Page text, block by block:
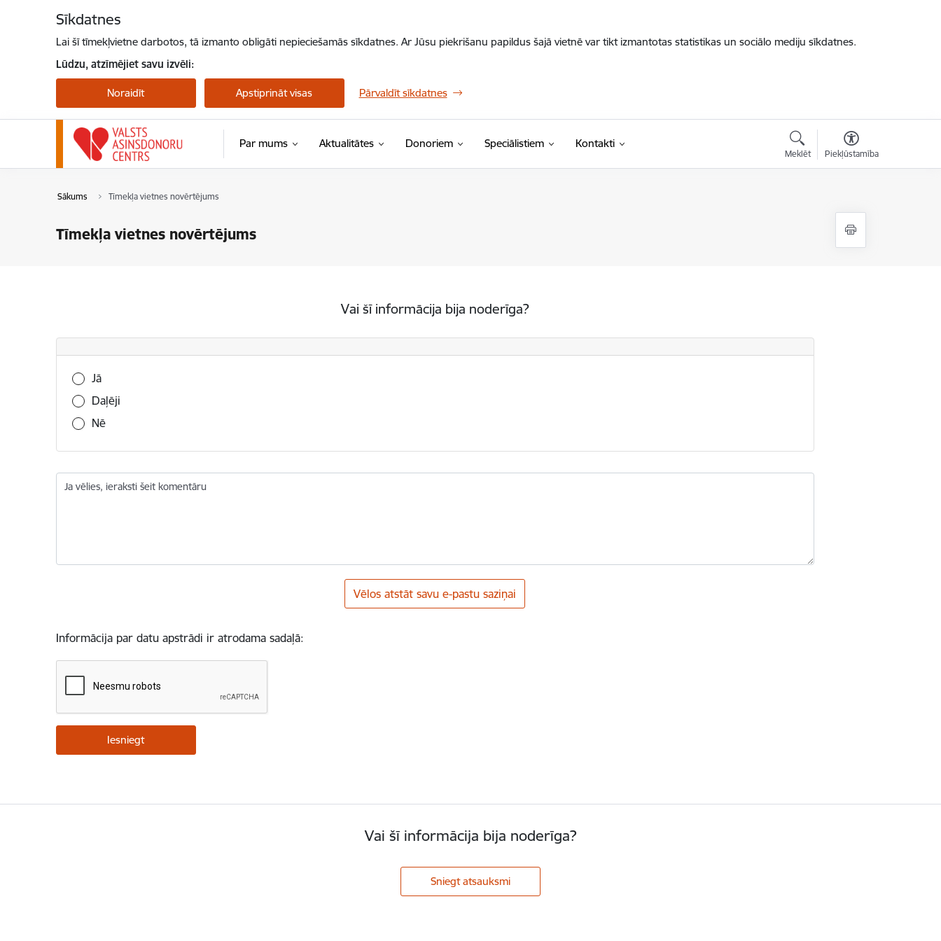
Sīkdatnes
Lai šī tīmekļvietne darbotos, tā izmanto obligāti nepieciešamās sīkdatnes. Ar Jūsu piekrišanu papildus šajā vietnē var tikt izmantotas statistikas un sociālo mediju sīkdatnes.
Lūdzu, atzīmējiet savu izvēli:
Noraidīt Apstiprināt visas Pārvaldīt sīkdatnes
Par mums Aktualitātes Donoriem Speciālistiem Kontakti
Meklēt Piekļūstamība
Sākums Tīmekļa vietnes novērtējums
Tīmekļa vietnes novērtējums
Vai šī informācija bija noderīga?
Vai šī informācija bija noderīga?
Jā
Daļēji
Nē
Ja vēlies, ieraksti šeit komentāru
Vēlos atstāt savu e-pastu saziņai
Informācija par datu apstrādi ir atrodama sadaļā:
Vai šī informācija bija noderīga?
Sniegt atsauksmi